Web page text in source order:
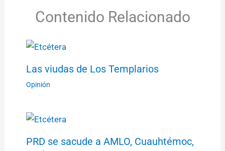
Contenido Relacionado
Las viudas de Los Templarios
Opinión
PRD se sacude a AMLO, Cuauhtémoc,